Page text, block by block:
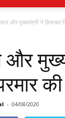
और मुख्यमंत्री ने हिमाचल
और
- 04/08/2020